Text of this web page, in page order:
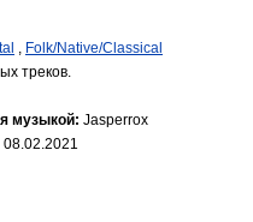
, Folk/Native/Classical
треков.
музыкой: Jasperrox
08.02.2021